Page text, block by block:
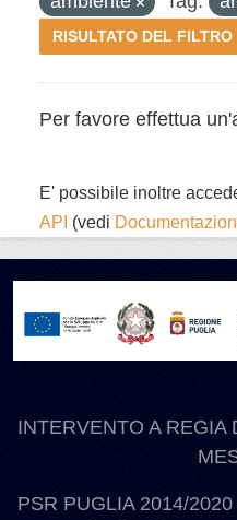
RISULTATO DEL FILTRO
Per favore effettua
E' possibile inoltre
API (vedi
INTERVENTO A REGIA
PSR PUGLIA 2014/